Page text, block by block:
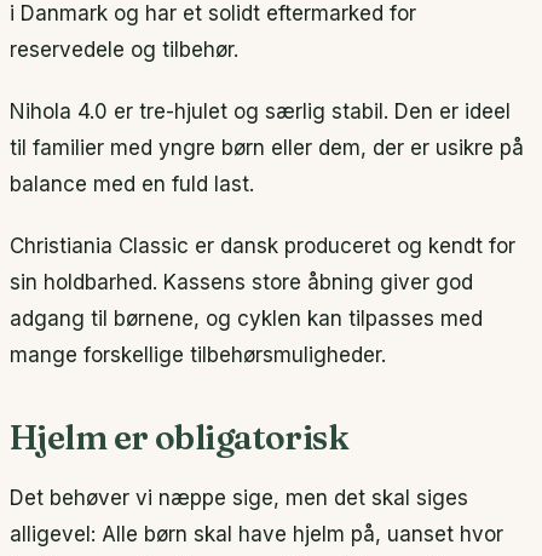
i Danmark og har et solidt eftermarked for
reservedele og tilbehør.
Nihola 4.0 er tre-hjulet og særlig stabil. Den er ideel
til familier med yngre børn eller dem, der er usikre på
balance med en fuld last.
Christiania Classic er dansk produceret og kendt for
sin holdbarhed. Kassens store åbning giver god
adgang til børnene, og cyklen kan tilpasses med
mange forskellige tilbehørsmuligheder.
Hjelm er obligatorisk
Det behøver vi næppe sige, men det skal siges
alligevel: Alle børn skal have hjelm på, uanset hvor